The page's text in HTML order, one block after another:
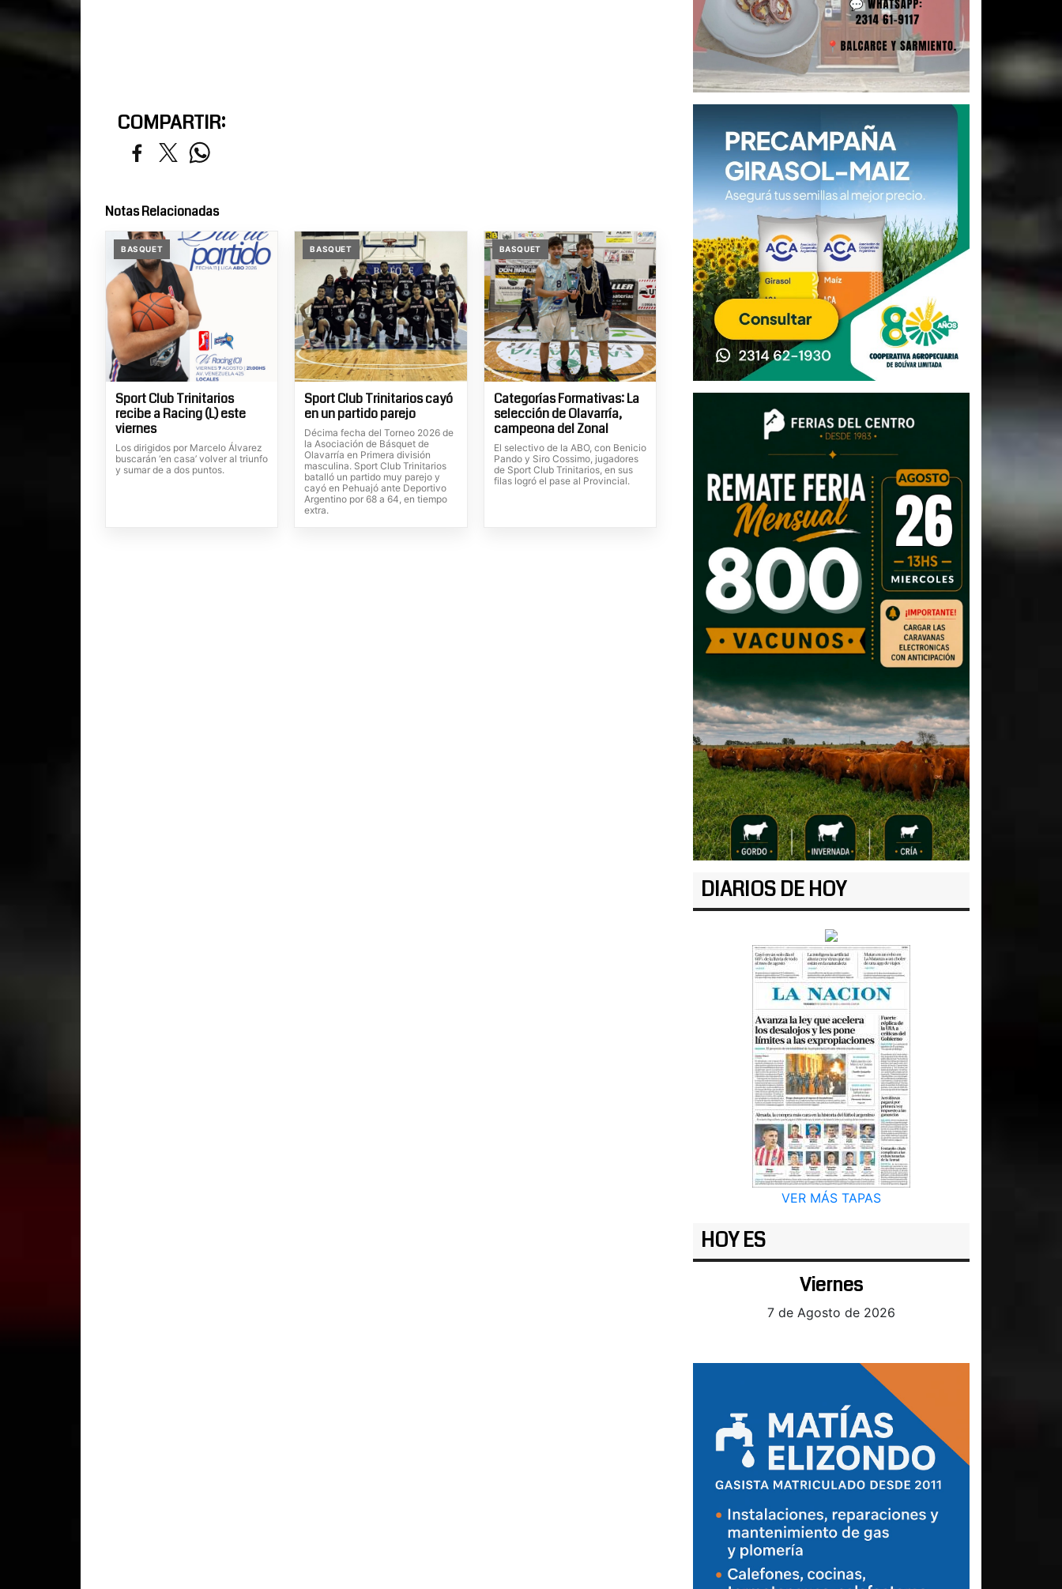
COMPARTIR:
Notas Relacionadas
BASQUET
Sport Club Trinitarios
recibe a Racing (L) este
viernes
Los dirigidos por Marcelo Álvarez
buscarán ‘en casa’ volver al triunfo
y sumar de a dos puntos.
BASQUET
Sport Club Trinitarios cayó
en un partido parejo
Décima fecha del Torneo 2026 de
la Asociación de Básquet de
Olavarría en Primera división
masculina. Sport Club Trinitarios
batalló un partido muy parejo y
cayó en Pehuajó ante Deportivo
Argentino por 68 a 64, en tiempo
extra.
BASQUET
Categorías Formativas: La
selección de Olavarría,
campeona del Zonal
El selectivo de la ABO, con Benicio
Pando y Siro Cossimo, jugadores
de Sport Club Trinitarios, en sus
filas logró el pase al Provincial.
DIARIOS DE HOY
VER MÁS TAPAS
HOY ES
Viernes
7 de Agosto de 2026